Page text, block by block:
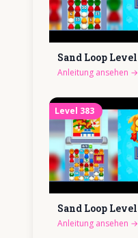
Sand Loop Level
Anleitung ansehen →
Level 383
Sand Loop Level
Anleitung ansehen →